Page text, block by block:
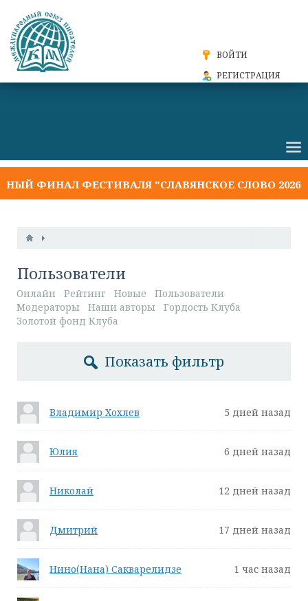
ВОЙТИ
РЕГИСТРАЦИЯ
ФИНАЛ ФЕСТИВАЛЯ "СЛАВЯНСКОЕ СЛОВО 2026"
Пользователи
Онлайн Рейтинг Новые
Пользователи
Модераторы
Наши авторы
Гордость Клуба
Золотой фонд Клуба
Показать фильтр
Владимир Хохлев 5 дней назад
Юлия 6 дней назад
Николай 12 дней назад
Дмитрий 17 дней назад
Нино(Нана) Сакварелидзе 1 час назад